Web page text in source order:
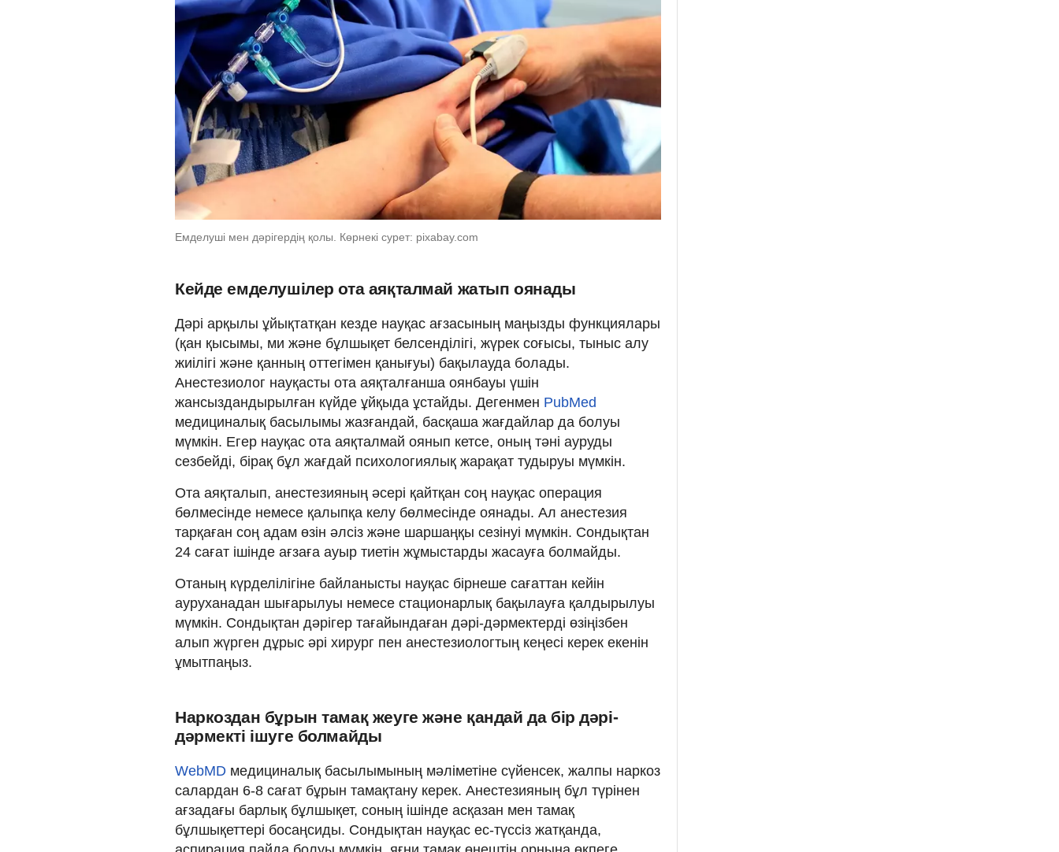
Емделуші мен дәрігердің қолы. Көрнекі сурет: pixabay.com
Кейде емделушілер ота аяқталмай жатып оянады
Дәрі арқылы ұйықтатқан кезде науқас ағзасының маңызды функциялары
(қан қысымы, ми және бұлшықет белсенділігі, жүрек соғысы, тыныс алу
жиілігі және қанның оттегімен қанығуы) бақылауда болады.
Анестезиолог науқасты ота аяқталғанша оянбауы үшін
жансыздандырылған күйде ұйқыда ұстайды. Дегенмен PubMed
медициналық басылымы жазғандай, басқаша жағдайлар да болуы
мүмкін. Егер науқас ота аяқталмай оянып кетсе, оның тәні ауруды
сезбейді, бірақ бұл жағдай психологиялық жарақат тудыруы мүмкін.
Ота аяқталып, анестезияның әсері қайтқан соң науқас операция
бөлмесінде немесе қалыпқа келу бөлмесінде оянады. Ал анестезия
тарқаған соң адам өзін әлсіз және шаршаңқы сезінуі мүмкін. Сондықтан
24 сағат ішінде ағзаға ауыр тиетін жұмыстарды жасауға болмайды.
Отаның күрделілігіне байланысты науқас бірнеше сағаттан кейін
ауруханадан шығарылуы немесе стационарлық бақылауға қалдырылуы
мүмкін. Сондықтан дәрігер тағайындаған дәрі-дәрмектерді өзіңізбен
алып жүрген дұрыс әрі хирург пен анестезиологтың кеңесі керек екенін
ұмытпаңыз.
Наркоздан бұрын тамақ жеуге және қандай да бір дәрі-
дәрмекті ішуге болмайды
WebMD медициналық басылымының мәліметіне сүйенсек, жалпы наркоз
салардан 6-8 сағат бұрын тамақтану керек. Анестезияның бұл түрінен
ағзадағы барлық бұлшықет, соның ішінде асқазан мен тамақ
бұлшықеттері босаңсиды. Сондықтан науқас ес-түссіз жатқанда,